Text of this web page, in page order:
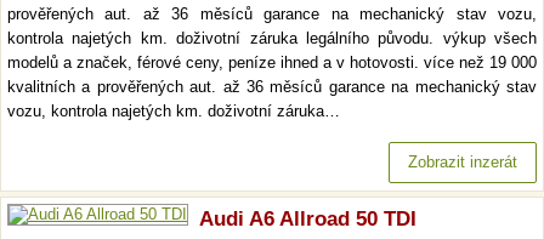
prověřených aut. až 36 měsíců garance na mechanický stav vozu,
kontrola najetých km. doživotní záruka legálního původu. výkup všech
modelů a značek, férové ceny, peníze ihned a v hotovosti. více než 19 000
kvalitních a prověřených aut. až 36 měsíců garance na mechanický stav
vozu, kontrola najetých km. doživotní záruka…
Zobrazit inzerát
Audi A6 Allroad 50 TDI